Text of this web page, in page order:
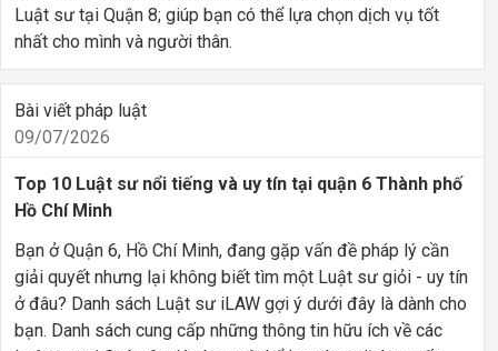
Luật sư tại Quận 8; giúp bạn có thể lựa chọn dịch vụ tốt
nhất cho mình và người thân.
Bài viết pháp luật
09/07/2026
Top 10 Luật sư nổi tiếng và uy tín tại quận 6 Thành phố
Hồ Chí Minh
Bạn ở Quận 6, Hồ Chí Minh, đang gặp vấn đề pháp lý cần
giải quyết nhưng lại không biết tìm một Luật sư giỏi - uy tín
ở đâu? Danh sách Luật sư iLAW gợi ý dưới đây là dành cho
bạn. Danh sách cung cấp những thông tin hữu ích về các